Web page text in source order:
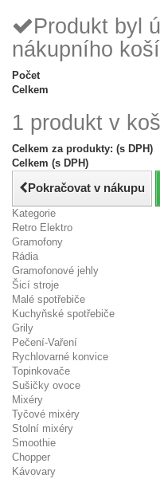
Produkt byl
nákupního
Počet
Celkem
1 produkt v
Celkem za produkty: (s DPH)
Celkem (s DPH)
Pokračovat v nákupu
Kategorie
Retro Elektro
Gramofony
Rádia
Gramofonové jehly
Šicí stroje
Malé spotřebiče
Kuchyňské spotřebiče
Grily
Pečení-Vaření
Rychlovarné konvice
Topinkovače
Sušičky ovoce
Mixéry
Tyčové mixéry
Stolní mixéry
Smoothie
Chopper
Kávovary